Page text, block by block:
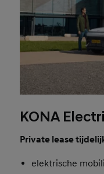
KONA
Private lease
elektrische